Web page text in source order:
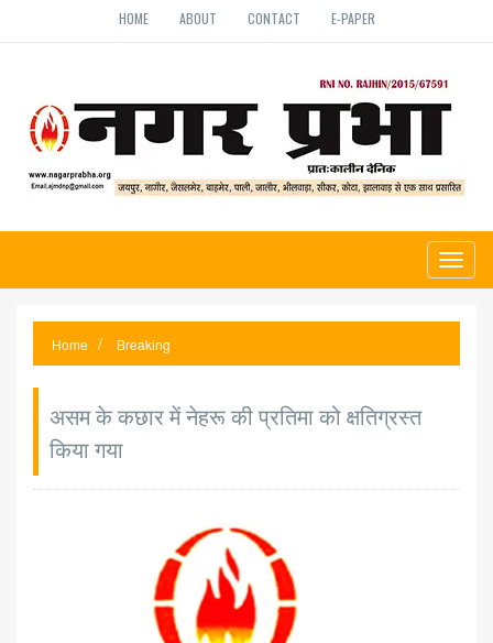
HOME ABOUT CONTACT E-PAPER
Home Breaking
असम के कछार में नेहरू की प्रतिमा को क्षतिग्रस्त
किया गया